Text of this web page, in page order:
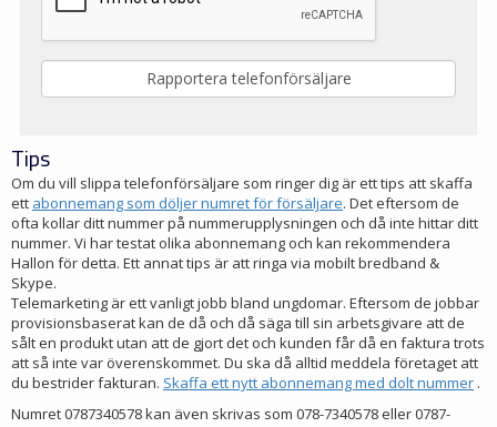
Tips
Om du vill slippa telefonförsäljare som ringer dig är ett tips att skaffa
ett abonnemang som döljer numret för försäljare. Det eftersom de
ofta kollar ditt nummer på nummerupplysningen och då inte hittar ditt
nummer. Vi har testat olika abonnemang och kan rekommendera
Hallon för detta. Ett annat tips är att ringa via mobilt bredband &
Skype.
Telemarketing är ett vanligt jobb bland ungdomar. Eftersom de jobbar
provisionsbaserat kan de då och då säga till sin arbetsgivare att de
sålt en produkt utan att de gjort det och kunden får då en faktura trots
att så inte var överenskommet. Du ska då alltid meddela företaget att
du bestrider fakturan. Skaffa ett nytt abonnemang med dolt nummer .
Numret 0787340578 kan även skrivas som 078-7340578 eller 0787-